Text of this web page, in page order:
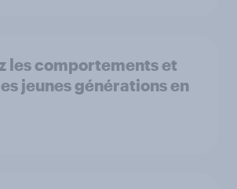
les comportements et
jeunes générations en